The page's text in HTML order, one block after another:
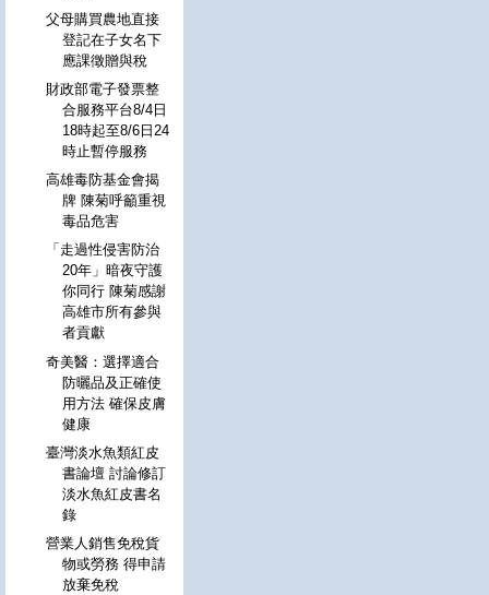
父母購買農地直接
登記在子女名下
應課徵贈與稅
財政部電子發票整
合服務平台8/4日
18時起至8/6日24
時止暫停服務
高雄毒防基金會揭
牌 陳菊呼籲重視
毒品危害
「走過性侵害防治
20年」暗夜守護
你同行 陳菊感謝
高雄市所有參與
者貢獻
奇美醫：選擇適合
防曬品及正確使
用方法 確保皮膚
健康
臺灣淡水魚類紅皮
書論壇 討論修訂
淡水魚紅皮書名
錄
營業人銷售免稅貨
物或勞務 得申請
放棄免稅